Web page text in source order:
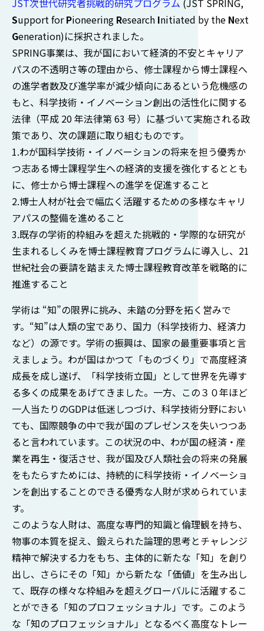
JST次世代研究者挑戦的研究プログラム (JST SPRING,
Support forPioneering Research Initiated by the Next
Generation)に採択されました。
SPRING事業は、我が国において経済的不安とキャリア
パスの不透明さ等の理由から、修士課程から博士課程へ
の進学者数及び進学率が減少傾向にあるという危機感の
もと、科学技術・イノベーション創出の活性化に関する
法律（平成 20 年法律第 63 号）に基づいて実施される政
策であり、次の課題に取り組むものです。
1.わが国科学技術・イノベーションの将来を担う優秀か
つ志ある博士課程学生への経済的支援を強化するととも
に、修士から博士課程への進学を促進すること
2.博士人材が社会で幅広く活躍するための多様なキャリ
アパスの整備を進めること
3.既存の学術的枠組みを超えた挑戦的・学際的な研究が
生まれるしくみを博士課程教育プログラムに導入し、21
世紀社会の要請を踏まえた博士課程教育改革を戦略的に
推進すること
学術は “知”の限界に挑み、未踏の分野を拓く営みで
す。“知”は人類の宝であり、国力（科学技術力、経済力
など）の源です。学術の振興は、国家の最重要事項と言
えましょう。わが国はかつて「ものづくり」で高度経済
成長を成し遂げ、「科学技術立国」として世界を先導す
る多くの成果をあげてきました。一方、この３０年ほど
一人当たりのGDPは低迷しつづけ、科学技術分野におい
ても、国際競争の中で我が国のプレゼンスを失いつつあ
ると言われています。この状況の中、わが国の経済・産
業を再生・復活させ、我が国及び人類社会の将来の発展
をもたらすためには、持続的に科学技術・イノベーショ
ンを創出することのできる優秀な人財が求められていま
す。
このような人財は、高度な専門的知識と倫理観を持ち、
物事の本質を捉え、鍛えられた論理的思考とチャレンジ
精神で解決する力をもち、主体的に新たな「知」を創り
出し、さらにその「知」から新たな「価値」を生み出し
て、既存の様々な枠組みを超えグローバルに活躍するこ
とができる「知のプロフェッショナル」です。このよう
な「知のプロフェッショナル」となるべく高度なトレー